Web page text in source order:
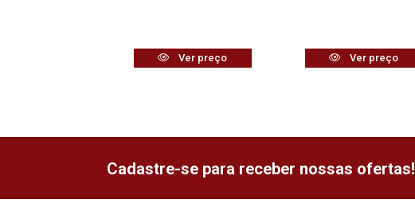
Ver preço Ver preço
Cadastre-se para receber nossas ofertas!